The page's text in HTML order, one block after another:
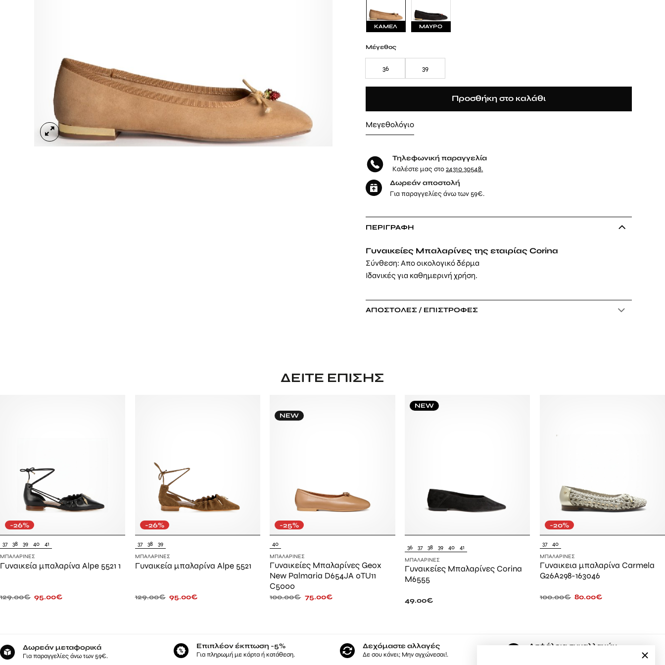
ΚΑΜΕΛ ΜΑΥΡΟ
Μέγεθος
36 39
Προσθήκη στο καλάθι
Μεγεθολόγιο
Τηλεφωνική παραγγελία
Καλέστε μας στο24310 30548.
Δωρεάν αποστολή
Για παραγγελίες άνω των 59€.
ΠΕΡΙΓΡΑΦΉ
Γυναικείες Μπαλαρίνες της εταιρίας Corina
Σύνθεση: Απο οικολογικό δέρμα
Ιδανικές για καθημερινή χρήση.
ΑΠΟΣΤΟΛΈΣ / ΕΠΙΣΤΡΟΦΈΣ
ΔΕΊΤΕ ΕΠΊΣΗΣ
-26%
37 38 39 40 41
ΜΠΑΛΑΡΊΝΕΣ
Γυναικεία μπαλαρίνα Alpe 5521 1
129.00€ 95.00€
-26%
37 38 39
ΜΠΑΛΑΡΊΝΕΣ
Γυναικεία μπαλαρίνα Alpe 5521
129.00€ 95.00€
NEW
-25%
40
ΜΠΑΛΑΡΊΝΕΣ
Γυναικείες Μπαλαρίνες Geox
New Palmaria D654JA 0TU11
C5000
100.00€ 75.00€
NEW
36 37 38 39 40 41
ΜΠΑΛΑΡΊΝΕΣ
Γυναικείες Μπαλαρίνες Corina
M6555
49.00€
-20%
37 40
ΜΠΑΛΑΡΊΝΕΣ
Γυναικεια μπαλαρίνα Carmela
G26A298-163046
100.00€ 80.00€
Δωρεάν μεταφορικά
Για παραγγελίες άνω των 59€.
Επιπλέον έκπτωση -5%
Για πληρωμή με κάρτα ή κατάθεση.
Δεχόμαστε αλλαγές
Δε σου κάνει; Μην αγχώνεσαι!.
Ασφάλεια συναλλαγών